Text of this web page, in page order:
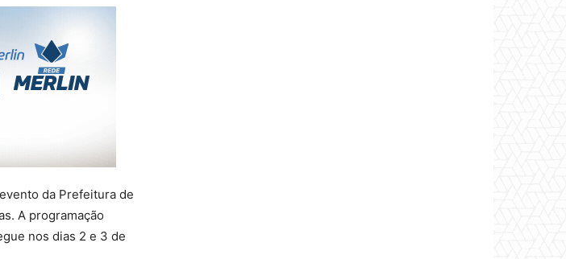
da Prefeitura de
A programação
nos dias 2 e 3 de